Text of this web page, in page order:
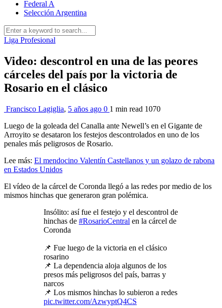
Federal A
Selección Argentina
Liga Profesional
Video: descontrol en una de las peores
cárceles del país por la victoria de
Rosario en el clásico
Francisco Lagiglia, 5 años ago 0 1 min read 1070
Luego de la goleada del Canalla ante Newell’s en el Gigante de
Arroyito se desataron los festejos descontrolados en uno de los
penales más peligrosos de Rosario.
Lee más: El mendocino Valentín Castellanos y un golazo de rabona
en Estados Unidos
El vídeo de la cárcel de Coronda llegó a las redes por medio de los
mismos hinchas que generaron gran polémica.
Insólito: así fue el festejo y el descontrol de
hinchas de #RosarioCentral en la cárcel de
Coronda
📌 Fue luego de la victoria en el clásico
rosarino
📌 La dependencia aloja algunos de los
presos más peligrosos del país, barras y
narcos
📌 Los mismos hinchas lo subieron a redes
pic.twitter.com/AzwyptQ4CS